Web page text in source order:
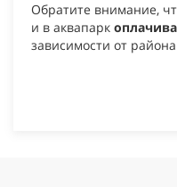
Обратите внимание,
и в аквапарк
зависимости от